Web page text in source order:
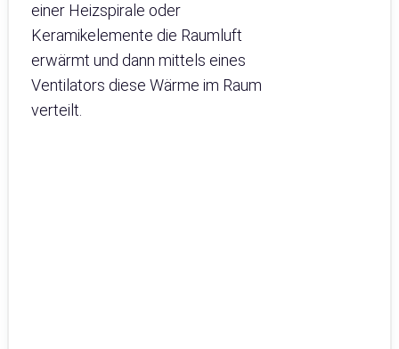
einer Heizspirale oder
Keramikelemente die Raumluft
erwärmt und dann mittels eines
Ventilators diese Wärme im Raum
verteilt.